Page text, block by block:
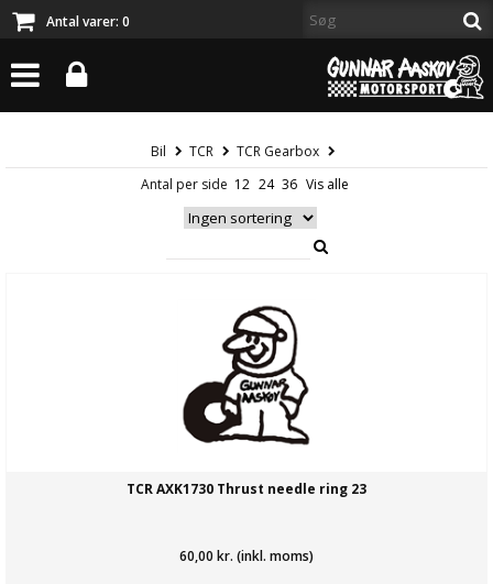
Antal varer: 0
Bil TCR
TCR Gearbox
Antal per side
TCR AXK1730 Thrust needle ring 23
60,00 kr. (inkl. moms)